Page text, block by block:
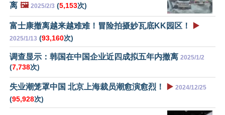
离 🖼️ 2025/2/3 (5,153次)
富士康撤离越来越难难！冒险拍摄妙瓦底KK园区！ ▶️
2025/1/13 (93,160次)
调查显示：韩国在中国企业近四成拟五年内撤离 2025/1/2
(7,738次)
失业潮笼罩中国 北京上海裁员潮愈演愈烈！ ▶️ 2024/12/25
(95,928次)